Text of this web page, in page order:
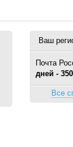
Ваш
Почта
дней -
Все